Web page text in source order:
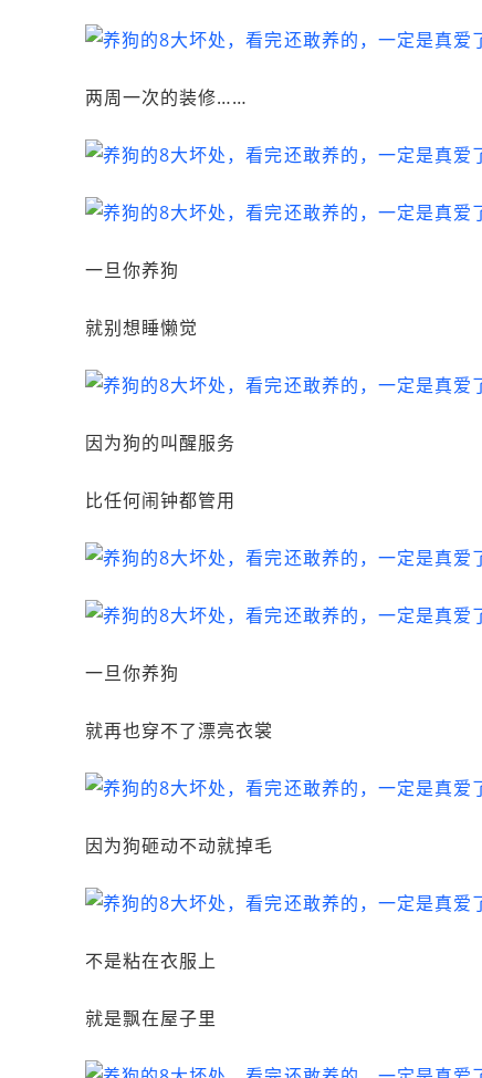
两周一次的装修……
一旦你养狗
就别想睡懒觉
因为狗的叫醒服务
比任何闹钟都管用
一旦你养狗
就再也穿不了漂亮衣裳
因为狗砸动不动就掉毛
不是粘在衣服上
就是飘在屋子里